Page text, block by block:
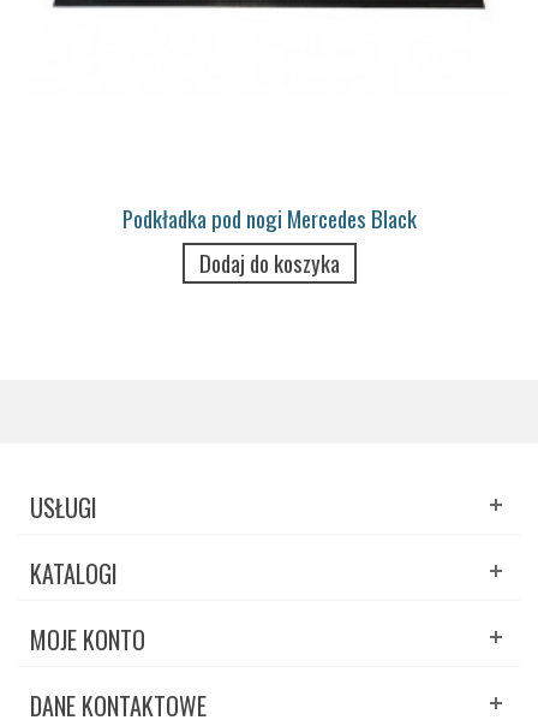
Podkładka pod nogi Mercedes Black
Dodaj do koszyka
USŁUGI
KATALOGI
MOJE KONTO
DANE KONTAKTOWE